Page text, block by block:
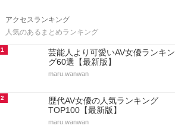
アクセスランキング
人気のあるまとめランキング
1
芸能人より可愛いAV女優ランキン
グ60選【最新版】
maru.wanwan
2
歴代AV女優の人気ランキング
TOP100【最新版】
maru.wanwan